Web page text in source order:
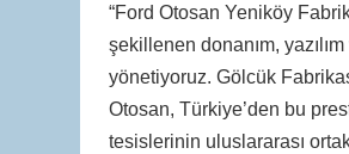
“Ford Otosan Yeniköy
şekillenen donanım,
yönetiyoruz. Gölcük
Otosan, Türkiye’den bu
tesislerinin uluslararası